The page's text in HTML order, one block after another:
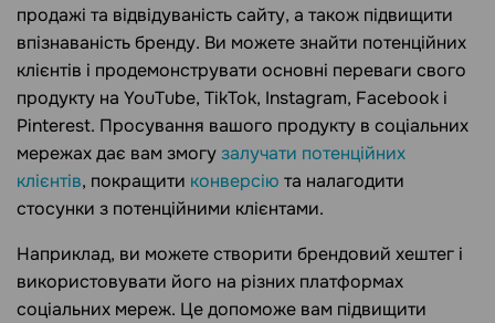
продажі та відвідуваність сайту, а також підвищити
впізнаваність бренду. Ви можете знайти потенційних
клієнтів і продемонструвати основні переваги свого
продукту на YouTube, TikTok, Instagram, Facebook і
Pinterest. Просування вашого продукту в соціальних
мережах дає вам змогузалучати потенційних
клієнтів, покращити конверсію та налагодити
стосунки з потенційними клієнтами.
Наприклад, ви можете створити брендовий хештег і
використовувати його на різних платформах
соціальних мереж. Це допоможе вам підвищити